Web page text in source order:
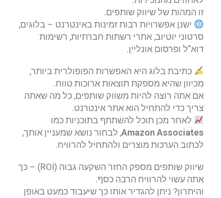
זו המהות של שיווק שותפים.
ישנן אפשרויות רבות זמינות באינטרנט – בלוגים,
סרטוני יוטיוב, אתרי רשתות חברתיות, רשימות
דוא”ל ופרסום אונליין.
כתיבת בלוג היא האפשרות הפופולרית ביותר,
מכיוון שהיא מספקת תוצאות ארוכות טווח.
אם אתה רוצה להיות משווק שותפים, כל מה שאתה
צריך כדי להתחיל הוא אתר אינטרנט.
לאחר מכן תוכל להשתתף בתוכניות כמו
Amazon Associates, לבחור נושא שמעניין אותך,
לכתוב הערכות מוצרים ולהתחיל להרוויח.
שיווק שותפים מספק החזר השקעה גבוה (ROI) – כך
אתה עשוי להרוויח הרבה כסף.
והיתרון? ניתן להגדיר אותו כך שיעבוד כמעט באופן